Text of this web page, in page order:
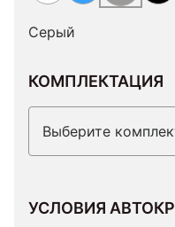
Серый
КОМПЛЕКТАЦИЯ
Выберите
УСЛОВИЯ